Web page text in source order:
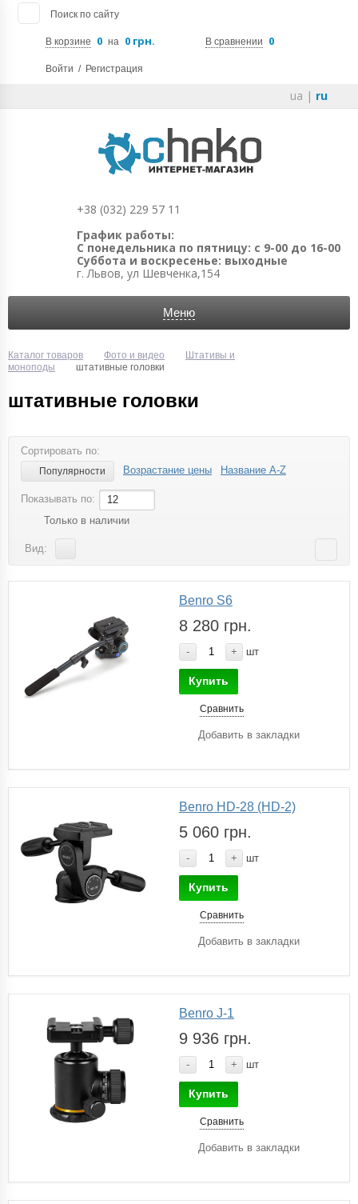
Поиск по сайту
В корзине 0 на 0 грн. В сравнении 0
Войти / Регистрация
ua | ru
+38 (032) 229 57 11
График работы:
С понедельника по пятницу: с 9-00 до 16-00
Суббота и воскресенье: выходные
г. Львов, ул Шевченка,154
Меню
Каталог товаров Фото и видео
Штативы и
моноподы
штативные головки
штативные головки
Сортировать по:
Популярности Возрастание цены Название A-Z
Показывать по:
12
Только в наличии
Вид:
Benro S6
8 280 грн.
- + шт
Купить
Сравнить
Добавить в закладки
Benro HD-28 (HD-2)
5 060 грн.
- + шт
Купить
Сравнить
Добавить в закладки
Benro J-1
9 936 грн.
- + шт
Купить
Сравнить
Добавить в закладки